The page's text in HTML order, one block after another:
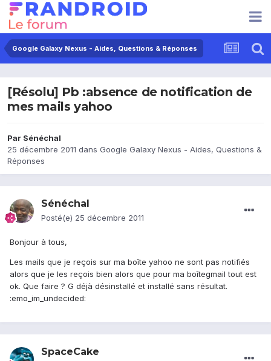
Google Galaxy Nexus - Aides, Questions & Réponses
[Résolu] Pb :absence de notification de
mes mails yahoo
Par Sénéchal
25 décembre 2011 dans Google Galaxy Nexus - Aides, Questions &
Réponses
Sénéchal
Posté(e) 25 décembre 2011
Bonjour à tous,
Les mails que je reçois sur ma boîte yahoo ne sont pas notifiés
alors que je les reçois bien alors que pour ma boîtegmail tout est
ok. Que faire ? G déjà désinstallé et installé sans résultat.
:emo_im_undecided:
SpaceCake